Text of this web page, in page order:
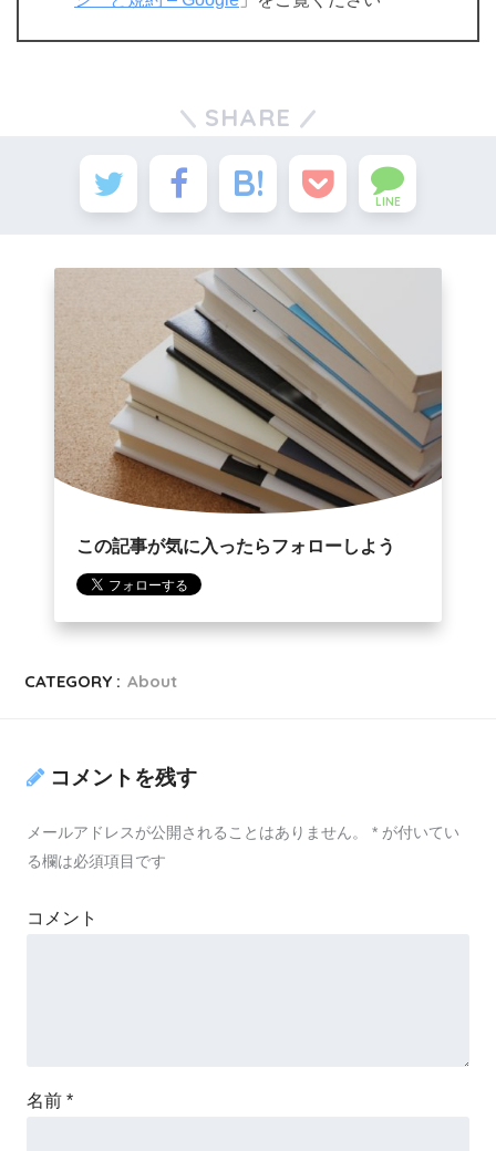
SHARE
LINE
この記事が気に入ったらフォローしよう
CATEGORY : About
コメントを残す
メールアドレスが公開されることはありません。 * が付いてい
る欄は必須項目です
コメント
名前 *